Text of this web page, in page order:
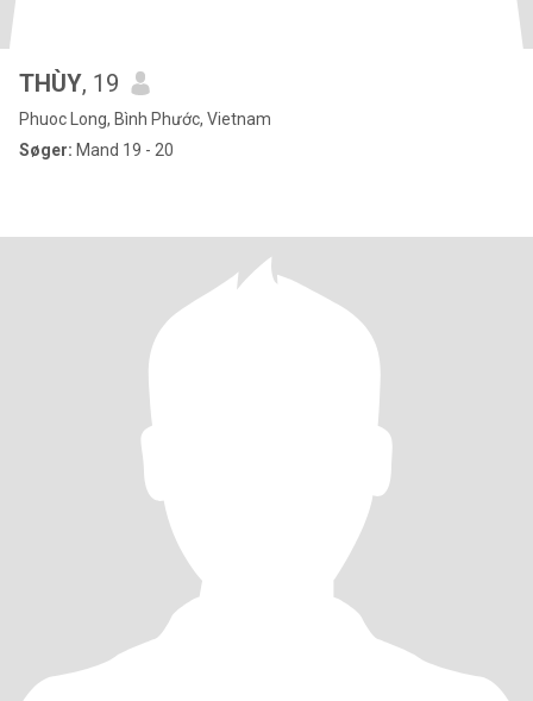
THÙY, 19
Phuoc Long, Bình Phước, Vietnam
Søger: Mand 19 - 20